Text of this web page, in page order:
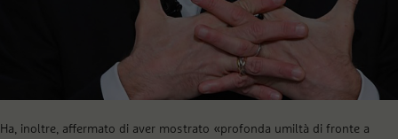
Ha, inoltre, affermato di aver mostrato «profonda umiltà di fronte a